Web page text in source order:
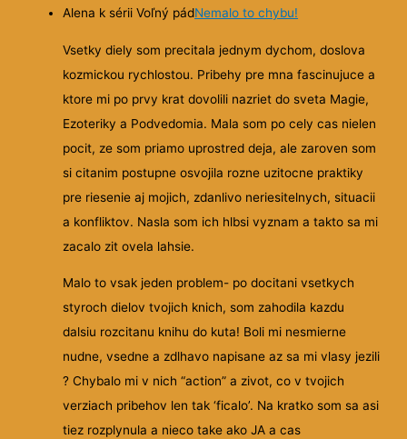
Alena k sérii Voľný pádNemalo to chybu!
Vsetky diely som precitala jednym dychom, doslova
kozmickou rychlostou. Pribehy pre mna fascinujuce a
ktore mi po prvy krat dovolili nazriet do sveta Magie,
Ezoteriky a Podvedomia. Mala som po cely cas nielen
pocit, ze som priamo uprostred deja, ale zaroven som
si citanim postupne osvojila rozne uzitocne praktiky
pre riesenie aj mojich, zdanlivo neriesitelnych, situacii
a konfliktov. Nasla som ich hlbsi vyznam a takto sa mi
zacalo zit ovela lahsie.
Malo to vsak jeden problem- po docitani vsetkych
styroch dielov tvojich knich, som zahodila kazdu
dalsiu rozcitanu knihu do kuta! Boli mi nesmierne
nudne, vsedne a zdlhavo napisane az sa mi vlasy jezili
? Chybalo mi v nich “action” a zivot, co v tvojich
verziach pribehov len tak ‘ficalo’. Na kratko som sa asi
tiez rozplynula a nieco take ako JA a cas